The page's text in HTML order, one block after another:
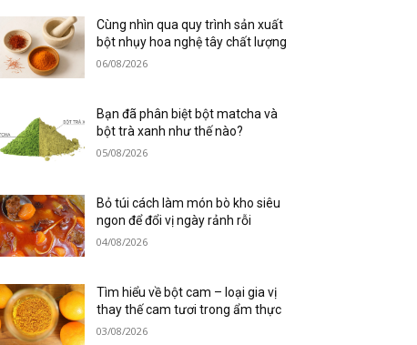
Cùng nhìn qua quy trình sản xuất
bột nhụy hoa nghệ tây chất lượng
06/08/2026
Bạn đã phân biệt bột matcha và
bột trà xanh như thế nào?
05/08/2026
Bỏ túi cách làm món bò kho siêu
ngon để đổi vị ngày rảnh rỗi
04/08/2026
Tìm hiểu về bột cam – loại gia vị
thay thế cam tươi trong ẩm thực
03/08/2026